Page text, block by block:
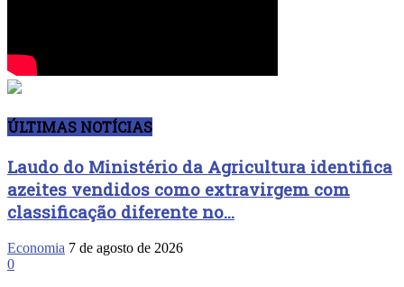
ÚLTIMAS NOTÍCIAS
Laudo do Ministério da Agricultura identifica
azeites vendidos como extravirgem com
classificação diferente no...
Economia 7 de agosto de 2026
0